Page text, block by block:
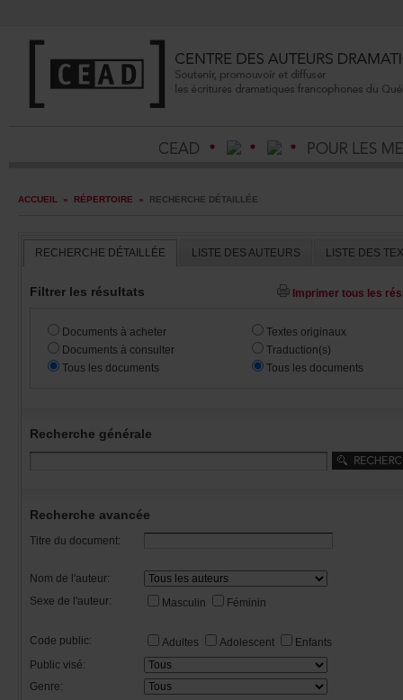
ACCUEIL » RÉPERTOIRE » RECHERCHEDÉTAILLÉE
RECHERCHEDÉTAILLÉE LISTEDESAUTEURS
Filtrerlesrésultats
Documentsàacheter
Documentsàconsulter
Touslesdocuments
Textesoriginaux
Traduction(s)
Touslesdocuments
Recherchegénérale
Rechercheavancée
Titredudocument:
Nomdel'auteur:
Sexedel'auteur:
Masculin Féminin
Codepublic: Adultes Adolescent
Enfants
Publicvisé:
Genre: